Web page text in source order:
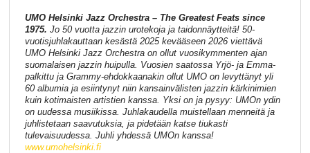
UMO Helsinki Jazz Orchestra – The Greatest Feats since
1975. Jo 50 vuotta jazzin urotekoja ja taidonnäytteitä! 50-
vuotisjuhlakauttaan kesästä 2025 kevääseen 2026 viettävä
UMO Helsinki Jazz Orchestra on ollut vuosikymmenten ajan
suomalaisen jazzin huipulla. Vuosien saatossa Yrjö- ja Emma-
palkittu ja Grammy-ehdokkaanakin ollut UMO on levyttänyt yli
60 albumia ja esiintynyt niin kansainvälisten jazzin kärkinimien
kuin kotimaisten artistien kanssa. Yksi on ja pysyy: UMOn ydin
on uudessa musiikissa. Juhlakaudella muistellaan menneitä ja
juhlistetaan saavutuksia, ja pidetään katse tiukasti
tulevaisuudessa. Juhli yhdessä UMOn kanssa!
www.umohelsinki.fi